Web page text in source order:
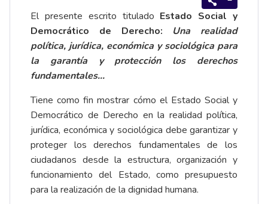
El presente escrito titulado Estado Social y
Democrático de Derecho: Una realidad
política, jurídica, económica y sociológica para
la garantía y protección los derechos
fundamentales...
Tiene como fin mostrar cómo el Estado Social y
Democrático de Derecho en la realidad política,
jurídica, económica y sociológica debe garantizar y
proteger los derechos fundamentales de los
ciudadanos desde la estructura, organización y
funcionamiento del Estado, como presupuesto
para la realización de la dignidad humana.